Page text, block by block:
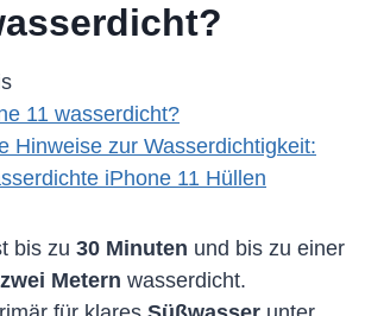
11 wasserdicht?
Hinweise zur Wasserdichtigkeit:
iPhone 11 Hüllen
bis zu 30 Minuten und bis zu einer
zwei Metern wasserdicht.